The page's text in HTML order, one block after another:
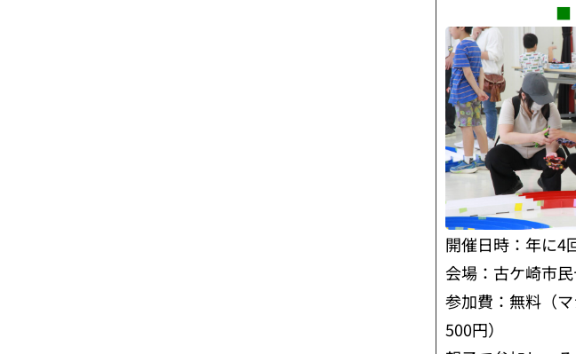
■
開催日時：年に4
会場：古ケ崎市
参加費：無料（
500円）